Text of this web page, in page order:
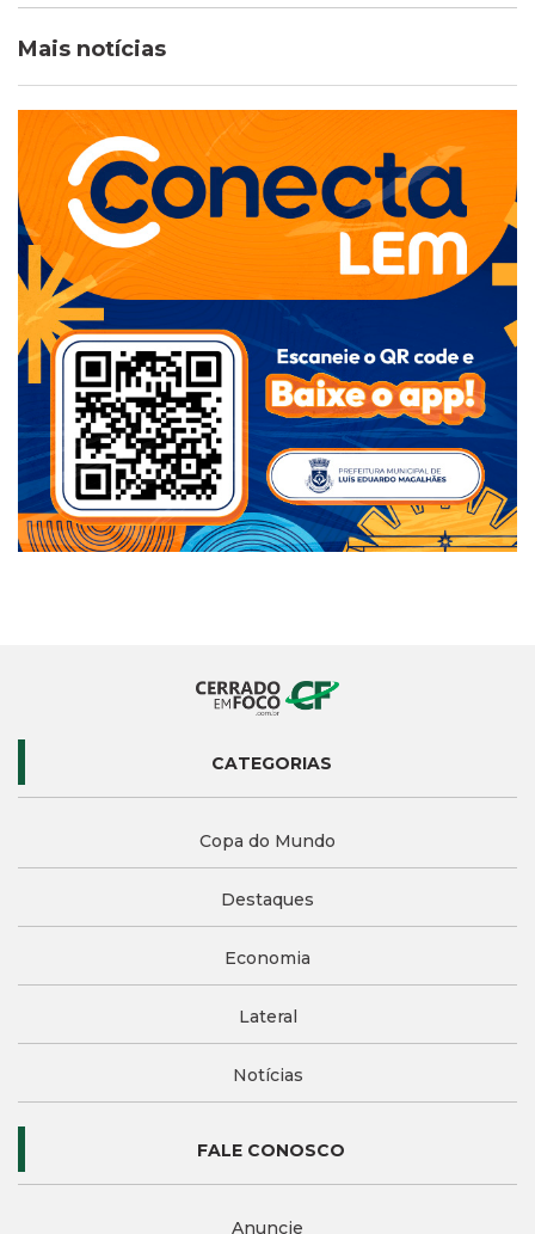
Mais notícias
CATEGORIAS
Copa do Mundo
Destaques
Economia
Lateral
Notícias
FALE CONOSCO
Anuncie